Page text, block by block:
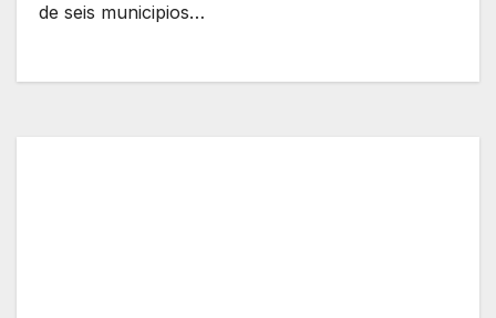
de seis municipios…